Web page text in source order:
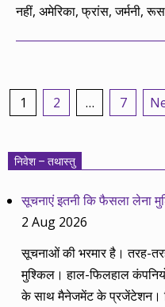
नहीं, अमेरिका, फ्रांस, जर्मनी,
Posts
1 2 … 7
निवेश – तथास्तु
सूचनाएं इतनी कि फैसला लेना
2 Aug 2026
सूचनाओं की भरमार है। तरह-
मुश्किल। हाल-फिलहाल
के साथ मैनेजमेंट के प्रजेंटेशन।